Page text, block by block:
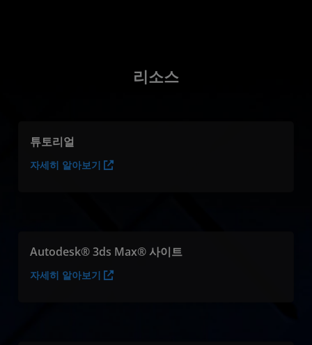
리소스
튜토리얼
자세히 알아보기
Autodesk® 3ds Max® 사이트
자세히 알아보기